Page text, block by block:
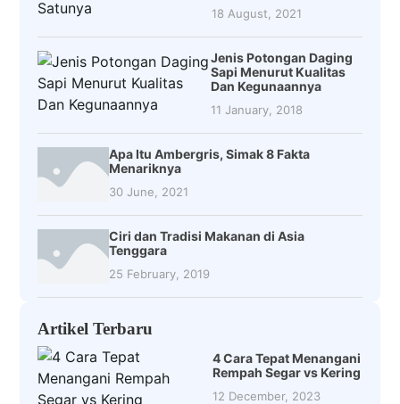
18 August, 2021
Jenis Potongan Daging
Sapi Menurut Kualitas
Dan Kegunaannya
11 January, 2018
Apa Itu Ambergris, Simak 8 Fakta
Menariknya
30 June, 2021
Ciri dan Tradisi Makanan di Asia
Tenggara
25 February, 2019
Artikel Terbaru
4 Cara Tepat Menangani
Rempah Segar vs Kering
12 December, 2023